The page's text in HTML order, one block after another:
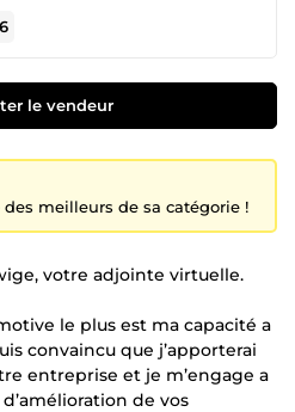
le vendeur
meilleurs de sa catégorie !
votre adjointe virtuelle.
le plus est ma capacité a
convaincu que j’apporterai
entreprise et je m’engage a
de vos